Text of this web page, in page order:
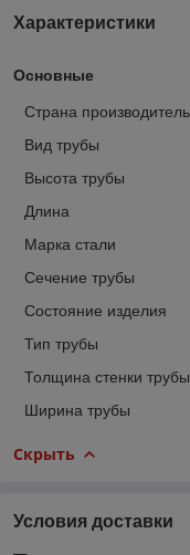
Характеристики
Основные
Страна производитель
Вид трубы
Высота трубы
Длина
Марка стали
Сечение трубы
Состояние изделия
Тип трубы
Толщина стенки трубы
Ширина трубы
Скрыть
Условия доставки